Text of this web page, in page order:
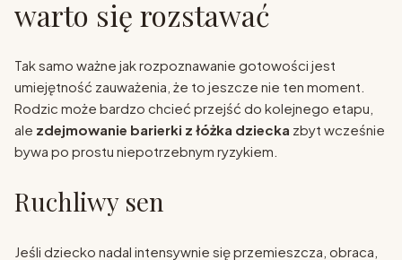
warto się rozstawać
Tak samo ważne jak rozpoznawanie gotowości jest
umiejętność zauważenia, że to jeszcze nie ten moment.
Rodzic może bardzo chcieć przejść do kolejnego etapu,
ale zdejmowanie barierki z łóżka dziecka zbyt wcześnie
bywa po prostu niepotrzebnym ryzykiem.
Ruchliwy sen
Jeśli dziecko nadal intensywnie się przemieszcza, obraca,